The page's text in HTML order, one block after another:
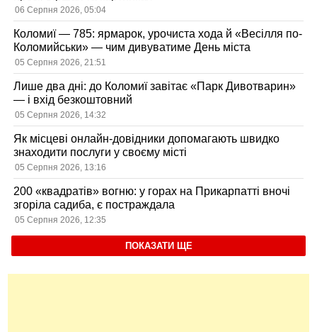
06 Серпня 2026, 05:04
Коломиї — 785: ярмарок, урочиста хода й «Весілля по-
Коломийськи» — чим дивуватиме День міста
05 Серпня 2026, 21:51
Лише два дні: до Коломиї завітає «Парк Дивотварин»
— і вхід безкоштовний
05 Серпня 2026, 14:32
Як місцеві онлайн-довідники допомагають швидко
знаходити послуги у своєму місті
05 Серпня 2026, 13:16
200 «квадратів» вогню: у горах на Прикарпатті вночі
згоріла садиба, є постраждала
05 Серпня 2026, 12:35
ПОКАЗАТИ ЩЕ